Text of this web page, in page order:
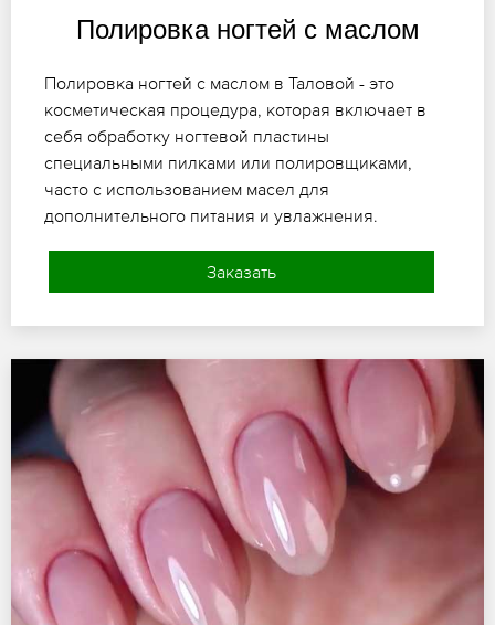
Полировка ногтей с маслом
Полировка ногтей с маслом в Таловой - это
косметическая процедура, которая включает в
себя обработку ногтевой пластины
специальными пилками или полировщиками,
часто с использованием масел для
дополнительного питания и увлажнения.
Заказать